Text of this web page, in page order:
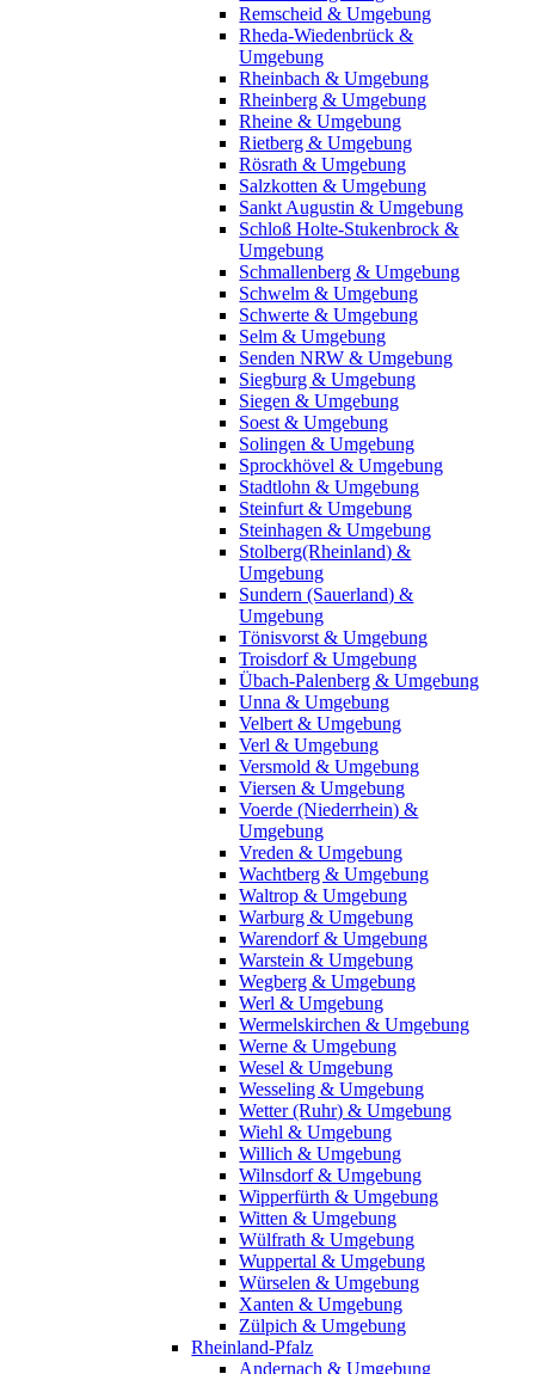
Remscheid & Umgebung
Rheda-Wiedenbrück &
Umgebung
Rheinbach & Umgebung
Rheinberg & Umgebung
Rheine & Umgebung
Rietberg & Umgebung
Rösrath & Umgebung
Salzkotten & Umgebung
Sankt Augustin & Umgebung
Schloß Holte-Stukenbrock &
Umgebung
Schmallenberg & Umgebung
Schwelm & Umgebung
Schwerte & Umgebung
Selm & Umgebung
Senden NRW & Umgebung
Siegburg & Umgebung
Siegen & Umgebung
Soest & Umgebung
Solingen & Umgebung
Sprockhövel & Umgebung
Stadtlohn & Umgebung
Steinfurt & Umgebung
Steinhagen & Umgebung
Stolberg(Rheinland) &
Umgebung
Sundern (Sauerland) &
Umgebung
Tönisvorst & Umgebung
Troisdorf & Umgebung
Übach-Palenberg & Umgebung
Unna & Umgebung
Velbert & Umgebung
Verl & Umgebung
Versmold & Umgebung
Viersen & Umgebung
Voerde (Niederrhein) &
Umgebung
Vreden & Umgebung
Wachtberg & Umgebung
Waltrop & Umgebung
Warburg & Umgebung
Warendorf & Umgebung
Warstein & Umgebung
Wegberg & Umgebung
Werl & Umgebung
Wermelskirchen & Umgebung
Werne & Umgebung
Wesel & Umgebung
Wesseling & Umgebung
Wetter (Ruhr) & Umgebung
Wiehl & Umgebung
Willich & Umgebung
Wilnsdorf & Umgebung
Wipperfürth & Umgebung
Witten & Umgebung
Wülfrath & Umgebung
Wuppertal & Umgebung
Würselen & Umgebung
Xanten & Umgebung
Zülpich & Umgebung
Rheinland-Pfalz
Andernach & Umgebung